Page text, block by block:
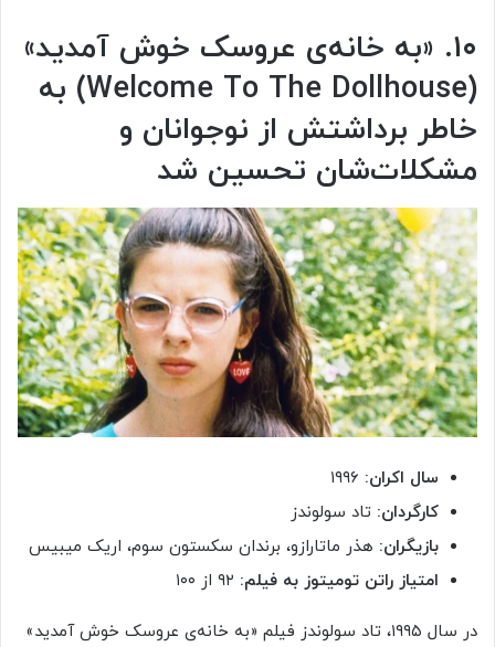
۱۰. «به خانه‌ی عروسک خوش آمدید»
(Welcome To The Dollhouse)
به‌
خاطر برداشتش از نوجوانان و
مشکلات‌شان تحسین شد
سال اکران: ۱۹۹۶
کارگردان: تاد سولوندز
بازیگران: هذر ماتارازو، برندان سکستون سوم، اریک میبیس
امتیاز راتن تومیتوز به فیلم:
در سال ۱۹۹۵، تاد سولوندز فیلم «به خانه‌ی عروسک خوش آمدید»